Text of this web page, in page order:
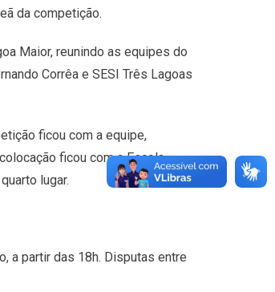
da competição.
Maior, reunindo as equipes do
Corrêa e SESI Três Lagoas
ficou com a equipe,
ficou com a Escola
lugar.
a partir das 18h. Disputas entre